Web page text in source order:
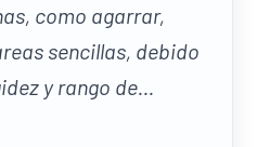
como agarrar,
sencillas, debido
y rango de...